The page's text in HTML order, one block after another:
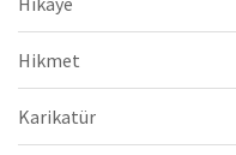
Hikmet
Karikatür